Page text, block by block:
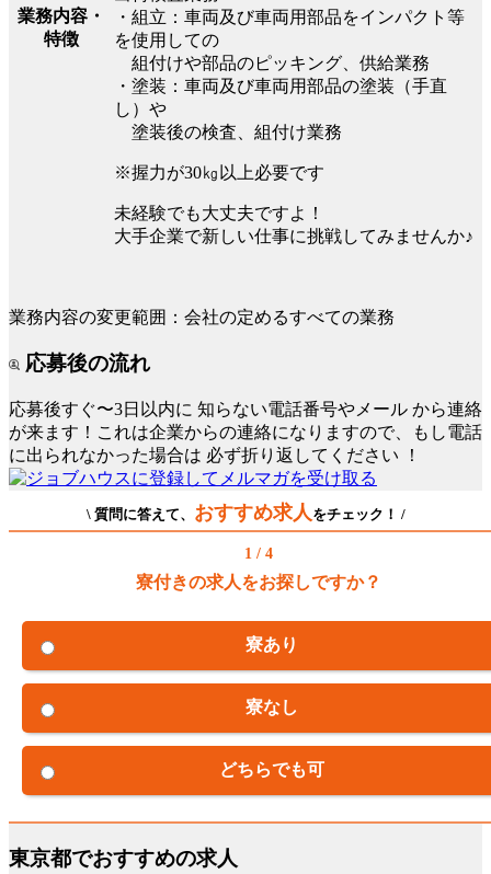
業務内容・
特徴
・組立：車両及び車両用部品をインパクト等
を使用しての
組付けや部品のピッキング、供給業務
・塗装：車両及び車両用部品の塗装（手直
し）や
塗装後の検査、組付け業務
※握力が30㎏以上必要です
未経験でも大丈夫ですよ！
大手企業で新しい仕事に挑戦してみませんか♪
業務内容の変更範囲：会社の定めるすべての業務
応募後の流れ
応募後すぐ〜3日以内に 知らない電話番号やメール から連絡
が来ます！これは企業からの連絡になりますので、もし電話
に出られなかった場合は 必ず折り返してください ！
\ 質問に答えて、 おすすめ求人をチェック！ /
1 / 4
寮付きの求人をお探しですか？
寮あり
寮なし
どちらでも可
東京都でおすすめの求人